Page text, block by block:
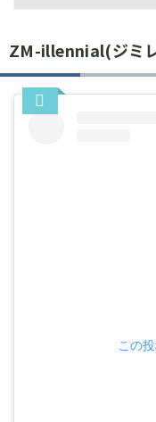
ZM-illennial(ジミ
この